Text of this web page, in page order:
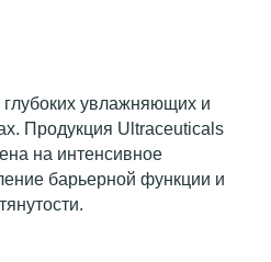
увлажняющих и
Продукция Ultraceuticals
на интенсивное
барьерной функции и